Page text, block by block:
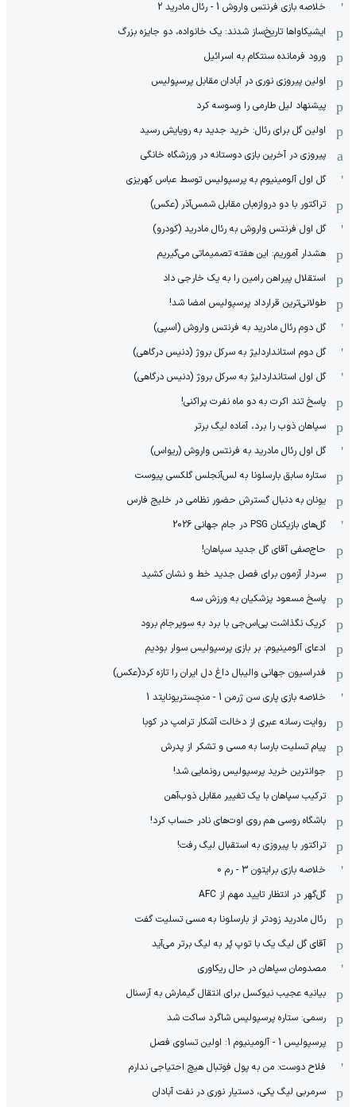
خلاصه بازی فرنتس واروش 1 - رئال مادرید 2
ایشیکاوا‌ها تاریخ‌ساز شدند: یک خانواده، دو جایزه بزرگ
ورود فرمانده سنتکام به اسرائیل
اولین پیروزی نوری در آبادان مقابل پرسپولیس
پیشنهاد لیل طارمی را وسوسه کرد
اولین گل برای رئال: خرید جدید به رویایش رسید
پیروزی در آخرین بازی دوستانه در ورزشگاه خانگی
گل اول آلومینیوم به پرسپولیس توسط عباس کهریزی
تراکتور با دو دروازه‌بان مقابل شمس‌آذر (عکس)
گل اول فرنتس واروش به رئال مادرید (کودرو)
هشدار آموریم: این هفته تصمیماتی می‌گیریم
استقلال پیراهن رامین را به یک خارجی داد
طولانی‌ترین قرارداد پرسپولیس امضا شد!
گل دوم رئال مادرید به فرنتس واروش (اسپی)
گل دوم استانداردلیژ به سرکل بروژ (دنیس درگاهی)
گل اول استانداردلیژ به سرکل بروژ (دنیس درگاهی)
پاسخ تند اکرت به دو ماه نفرت پراکنی!
سپاهان ذوب را برد، آماده لیگ برتر
گل اول رئال مادرید به فرنتس واروش (ریواس)
ستاره سابق بارسلونا به لس‌آنجلس گلکسی پیوست
یونان به دنبال گسترش حضور نظامی در خلیج فارس
گل‌های بازیکنان PSG در جام جهانی 2026
حاج‌صفی آقای گل جدید سپاهان!
سردار آزمون برای فصل جدید خط و نشان کشید
پاسخ مسعود پزشکیان به ورزش سه
کریک نگذاشت پی‌اس‌جی با برد به سوپرجام برود
ادعای آلومینیوم: بر بازی پرسپولیس سوار بودیم
فدراسیون جهانی والیبال داغ دل ایران را تازه کرد(عکس)
خلاصه بازی پاری سن ژرمن 1 - منچستریونایتد 1
روایت رسانه عبری از دخالت آشکار ترامپ در کوبا
پیام تسلیت بارسا به مسی و تشکر از پدرش
جوانترین خرید پرسپولیس رونمایی شد!
ترکیب سپاهان با یک تغییر مقابل ذوب‌آهن
باشگاه روسی هم روی اوت‌های نادر حساب کرد!
تراکتور با پیروزی به استقبال لیگ رفت!
خلاصه بازی برایتون 3 - رم 0
گل‌گهر در انتظار تایید مهم از ‌AFC
رئال مادرید زودتر از بارسلونا به مسی تسلیت گفت
آقای گل لیگ یک با توپ پُر به لیگ برتر می‌آید
مصدومان سپاهان در حال ریکاوری
بیانیه عجیب نیوکسل برای انتقال گیمارش به آرسنال
رسمی: ستاره پرسپولیس شاگرد ساکت شد
پرسپولیس 1 - آلومینیوم 1: اولین تساوی فصل
فلاح دوست: من به پول فوتبال هیچ احتیاجی ندارم
سرمربی لیگ یکی، دستیار نوری در نفت آبادان